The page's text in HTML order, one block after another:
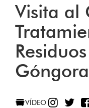
Visita al
Góngora
VÍDEO